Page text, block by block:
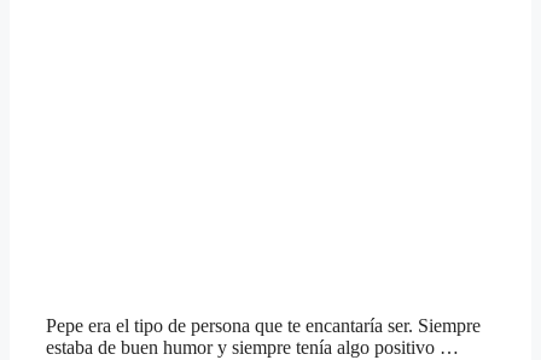
Pepe era el tipo de persona que te encantaría ser. Siempre
estaba de buen humor y siempre tenía algo positivo …